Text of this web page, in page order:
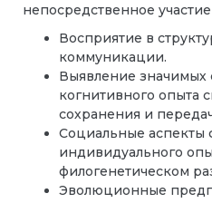
непосредственное
Восприятие в
коммуникации.
Выявление значимых
когнитивного опыта
сохранения и
Социальные аспекты
индивидуального
филогенетическом
Эволюционные